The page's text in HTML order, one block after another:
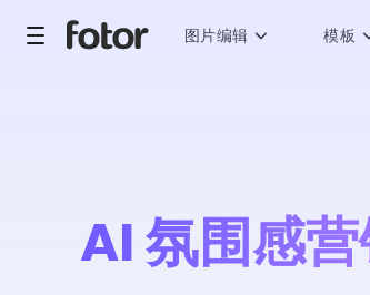
图片编辑 模板
AI 氛围感